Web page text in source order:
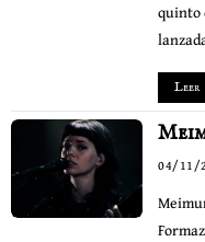
quinto
Leer
04/11/